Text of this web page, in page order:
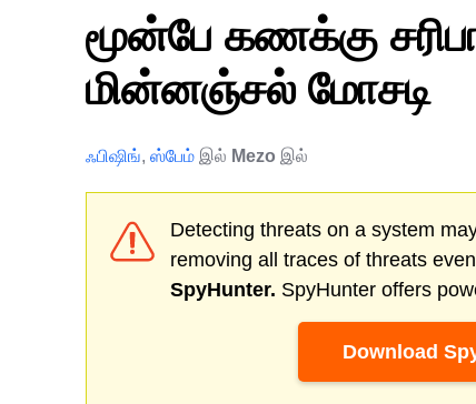
மூன்பே கணக்கு
மின்னஞ்சல் மோசடி
ஃபிஷிங், ஸ்பேம் இல் Mezo இல்
Detecting threats on a system
removing all traces of threats
SpyHunter. SpyHunter offers
Download